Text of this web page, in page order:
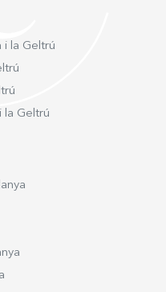
i la Geltrú
la Geltrú